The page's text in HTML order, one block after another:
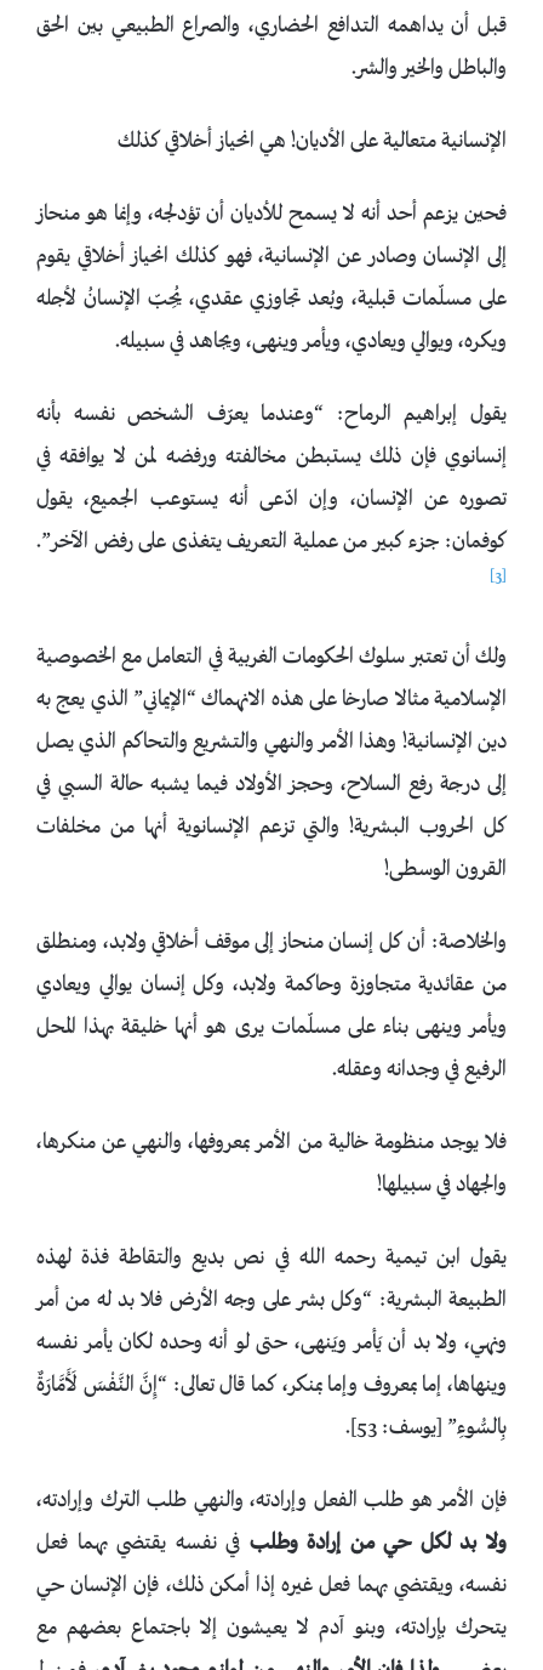
قبل أن يداهمه التدافع الحضاري، والصراع الطبيعي بين الحق
والباطل والخير والشر.
الإنسانية متعالية على الأديان! هي انحياز أخلاقي كذلك
فحين يزعم أحد أنه لا يسمح للأديان أن تؤدلجه، وإنما هو منحاز
إلى الإنسان وصادر عن الإنسانية، فهو كذلك انحياز أخلاقي يقوم
على مسلّمات قبلية، وبُعد تجاوزي عقدي، يُحِبّ الإنسانُ لأجله
ويكره، ويوالي ويعادي، ويأمر وينهى، ويجاهد في سبيله.
يقول إبراهيم الرماح: “وعندما يعرّف الشخص نفسه بأنه
إنسانوي فإن ذلك يستبطن مخالفته ورفضه لمن لا يوافقه في
تصوره عن الإنسان، وإن ادّعى أنه يستوعب الجميع، يقول
كوفمان: جزء كبير من عملية التعريف يتغذى على رفض الآخر”.
[3]
ولك أن تعتبر سلوك الحكومات الغربية في التعامل مع الخصوصية
الإسلامية مثالا صارخا على هذه الانهماك “الإيماني” الذي يعج به
دين الإنسانية! وهذا الأمر والنهي والتشريع والتحاكم الذي يصل
إلى درجة رفع السلاح، وحجز الأولاد فيما يشبه حالة السبي في
كل الحروب البشرية! والتي تزعم الإنسانوية أنها من مخلفات
القرون الوسطى!
والخلاصة: أن كل إنسان منحاز إلى موقف أخلاقي ولابد، ومنطلق
من عقائدية متجاوزة وحاكمة ولابد، وكل إنسان يوالي ويعادي
ويأمر وينهى بناء على مسلّمات يرى هو أنها خليقة بهذا المحل
الرفيع في وجدانه وعقله.
فلا يوجد منظومة خالية من الأمر بمعروفها، والنهي عن منكرها،
والجهاد في سبيلها!
يقول ابن تيمية رحمه الله في نص بديع والتقاطة فذة لهذه
الطبيعة البشرية: “وكل بشر على وجه الأرض فلا بد له من أمر
ونهي، ولا بد أن يَأمر ويَنهى، حتى لو أنه وحده لكان يأمر نفسه
وينهاها، إما بمعروف وإما بمنكر، كما قال تعالى: “إِنَّ النَّفْسَ لَأَمَّارَةٌ
بِالسُّوءِ” [يوسف: 53].
فإن الأمر هو طلب الفعل وإرادته، والنهي طلب الترك وإرادته،
ولا بد لكل حي من إرادة وطلب في نفسه يقتضي بهما فعل
نفسه، ويقتضي بهما فعل غيره إذا أمكن ذلك، فإن الإنسان حي
يتحرك بإرادته، وبنو آدم لا يعيشون إلا باجتماع بعضهم مع